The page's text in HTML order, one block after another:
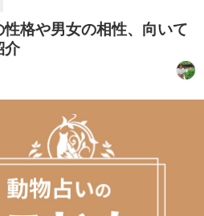
格や男女の相性、向いて
介